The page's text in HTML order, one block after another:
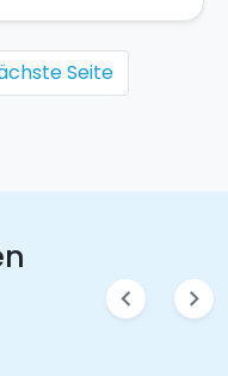
Seite
chevron_left chevron_right